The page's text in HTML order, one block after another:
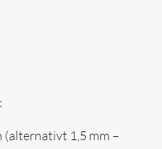
(alternativt 1,5 mm –